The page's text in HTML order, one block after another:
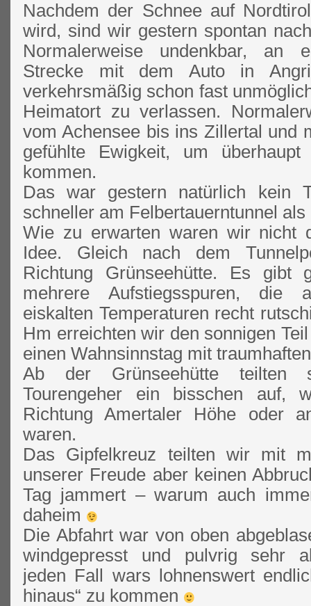
Nachdem der Schnee auf
wird, sind wir gestern spontan
Normalerweise undenkbar, an
Strecke mit dem Auto in
verkehrsmäßig schon fast
Heimatort zu verlassen.
vom Achensee bis ins Zillertal und
gefühlte Ewigkeit, um
kommen.
Das war gestern natürlich kein
schneller am Felbertauerntunnel als
Wie zu erwarten waren wir nicht
Idee. Gleich nach dem
Richtung Grünseehütte. Es gibt
mehrere Aufstiegsspuren, die
eiskalten Temperaturen recht
Hm erreichten wir den sonnigen
einen Wahnsinnstag mit
Ab der Grünseehütte teilten
Tourengeher ein bisschen auf,
Richtung Amertaler Höhe oder
waren.
Das Gipfelkreuz teilten wir mit
unserer Freude aber keinen
Tag jammert – warum auch
daheim
Die Abfahrt war von oben
windgepresst und pulvrig sehr
jeden Fall wars lohnenswert
hinaus“ zu kommen